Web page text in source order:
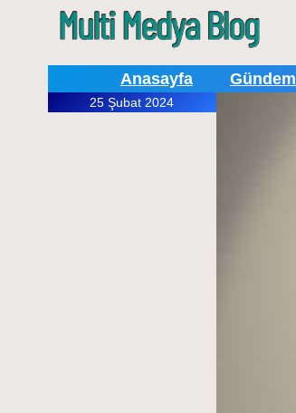
Anasayfa Gündem
25 Şubat 2024